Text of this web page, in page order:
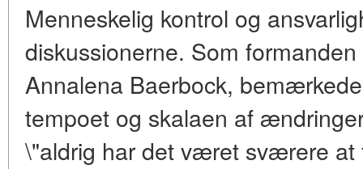
Menneskelig kontrol og
diskussionerne. Som
Annalena Baerbock,
tempoet og skalaen af
\"aldrig har det været sværere at